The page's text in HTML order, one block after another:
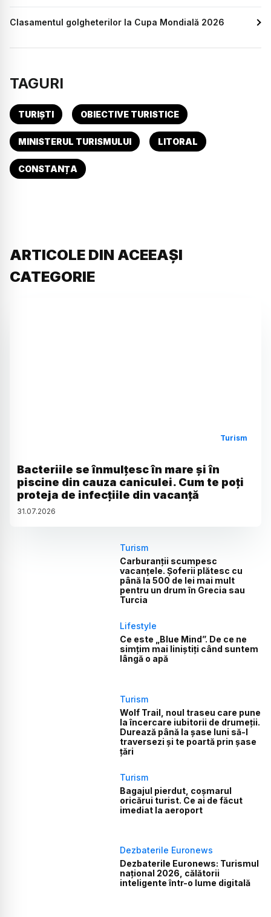
Clasamentul golgheterilor la Cupa Mondială 2026
TAGURI
TURIȘTI OBIECTIVE TURISTICE
MINISTERUL TURISMULUI LITORAL
CONSTANȚA
ARTICOLE DIN ACEEAȘI
CATEGORIE
Turism
Bacteriile se înmulțesc în mare și în
piscine din cauza caniculei. Cum te poți
proteja de infecțiile din vacanță
31.07.2026
Turism
Carburanții scumpesc
vacanțele. Șoferii plătesc cu
până la 500 de lei mai mult
pentru un drum în Grecia sau
Turcia
Lifestyle
Ce este „Blue Mind”. De ce ne
simțim mai liniștiți când suntem
lângă o apă
Turism
Wolf Trail, noul traseu care pune
la încercare iubitorii de drumeții.
Durează până la șase luni să-l
traversezi și te poartă prin șase
țări
Turism
Bagajul pierdut, coșmarul
oricărui turist. Ce ai de făcut
imediat la aeroport
Dezbaterile Euronews
Dezbaterile Euronews: Turismul
național 2026, călătorii
inteligente într-o lume digitală